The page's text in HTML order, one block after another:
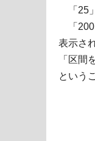
「25
「200
表示さ
「区間
という